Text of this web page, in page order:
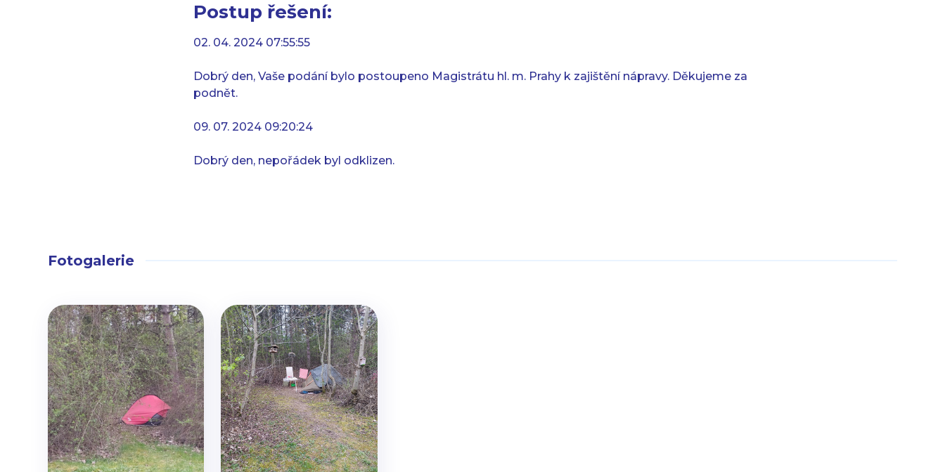
Postup řešení:
02. 04. 2024 07:55:55
Dobrý den, Vaše podání bylo postoupeno Magistrátu hl. m. Prahy k zajištění nápravy. Děkujeme za
podnět.
09. 07. 2024 09:20:24
Dobrý den, nepořádek byl odklizen.
Fotogalerie